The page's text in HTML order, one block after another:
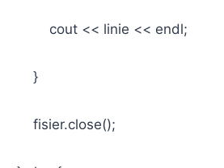
cout << linie << endl;
}
fisier.close();